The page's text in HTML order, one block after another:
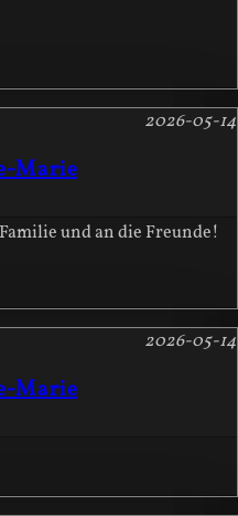
Marie
2026-05-14
und an die Freunde!
Marie
2026-05-14